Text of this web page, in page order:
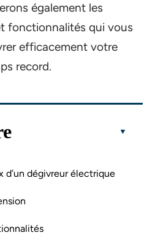
également les
fonctionnalités qui vous
efficacement votre
record.
d’un dégivreur électrique